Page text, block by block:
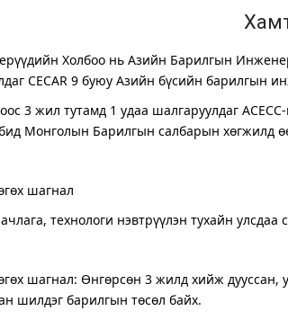
Холбоо нь Азийн Барилгын
CECAR 9 буюу Азийн бүсийн барилгын
3 жил тутамд 1 удаа шалгаруулдаг
Монголын Барилгын салбарын хөгжилд
шагнал
технологи нэвтрүүлэн тухайн
шагнал: Өнгөрсөн 3 жилд хийж
шилдэг барилгын төсөл байх.